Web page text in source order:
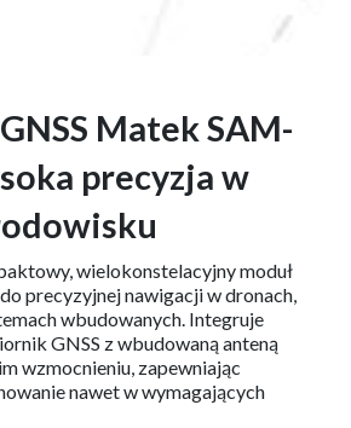
Matek SAM-
precyzja w
wielokonstelacyjny moduł
precyzyjnej nawigacji w dronach,
wbudowanych. Integruje
GNSS z wbudowaną anteną
wzmocnieniu, zapewniając
nawet w wymagających